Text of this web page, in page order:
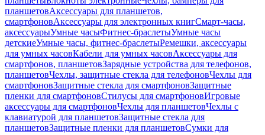
планшетовАксессуары для планшетов,
смартфоновАксессуары для электронных книгСмарт-часы,
аксессуарыУмные часыФитнес-браслетыУмные часы
детскиеУмные часы, фитнес-браслетыРемешки, аксессуары
для умных часовКабели для умных часовАксессуары для
смартфонов, планшетовЗарядные устройства для телефонов,
планшетовЧехлы, защитные стекла для телефоновЧехлы для
смартфоновЗащитные стекла для смартфоновЗащитные
пленки для смартфоновСтилусы для смартфоновИгровые
аксессуары для смартфоновЧехлы для планшетовЧехлы с
клавиатурой для планшетовЗащитные стекла для
планшетовЗащитные пленки для планшетовСумки для